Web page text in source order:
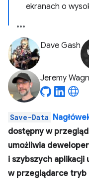
ekranach o
Dave Gash
Jeremy
Save-Data
dostępny w
umożliwia
i szybszych aplikacji
w przeglądarce tryb